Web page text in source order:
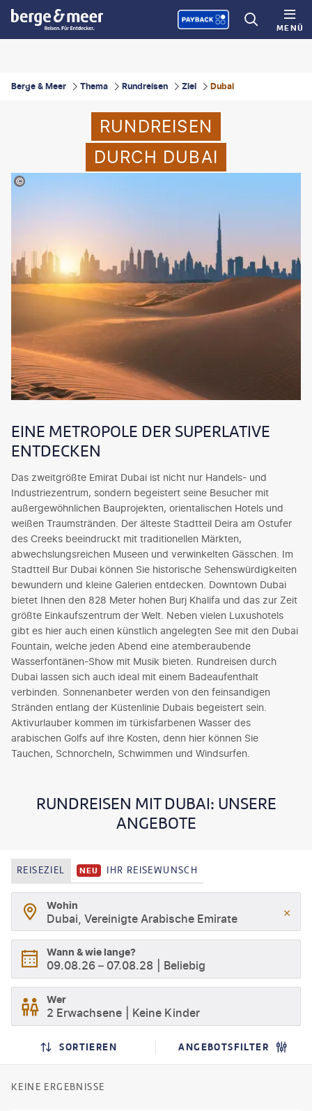
MENÜ
Berge & Meer Thema Rundreisen Ziel Dubai
RUNDREISEN
DURCH DUBAI
PAUWELS - gty
EINE METROPOLE DER SUPERLATIVE
ENTDECKEN
Das zweitgrößte Emirat Dubai ist nicht nur Handels- und
Industriezentrum, sondern begeistert seine Besucher mit
außergewöhnlichen Bauprojekten, orientalischen Hotels und
weißen Traumstränden. Der älteste Stadtteil Deira am Ostufer
des Creeks beeindruckt mit traditionellen Märkten,
abwechslungsreichen Museen und verwinkelten Gässchen. Im
Stadtteil Bur Dubai können Sie historische Sehenswürdigkeiten
bewundern und kleine Galerien entdecken. Downtown Dubai
bietet Ihnen den 828 Meter hohen Burj Khalifa und das zur Zeit
größte Einkaufszentrum der Welt. Neben vielen Luxushotels
gibt es hier auch einen künstlich angelegten See mit den Dubai
Fountain, welche jeden Abend eine atemberaubende
Wasserfontänen-Show mit Musik bieten. Rundreisen durch
Dubai lassen sich auch ideal mit einem Badeaufenthalt
verbinden. Sonnenanbeter werden von den feinsandigen
Stränden entlang der Küstenlinie Dubais begeistert sein.
Aktivurlauber kommen im türkisfarbenen Wasser des
arabischen Golfs auf ihre Kosten, denn hier können Sie
Tauchen, Schnorcheln, Schwimmen und Windsurfen.
RUNDREISEN MIT DUBAI: UNSERE
ANGEBOTE
REISEZIEL NEU IHR REISEWUNSCH
Wohin
Dubai, Vereinigte Arabische Emirate
Wann & wie lange?
09.08.26 – 07.08.28 Beliebig
Wer
2 Erwachsene Keine Kinder
SORTIEREN ANGEBOTSFILTER
KEINE ERGEBNISSE